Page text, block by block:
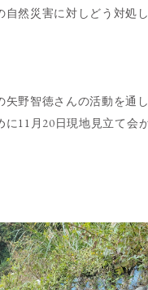
自然災害に対しどう対処
矢野智徳さんの活動を通
に11月20日現地見立て会